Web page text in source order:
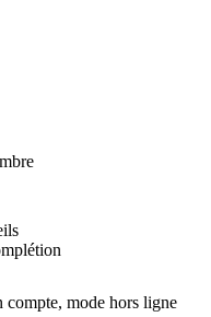
compte, mode hors ligne